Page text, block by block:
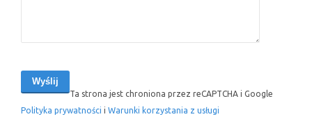
Ta strona jest chroniona przez reCAPTCHA i Google
Polityka prywatności i Warunki korzystania z usługi